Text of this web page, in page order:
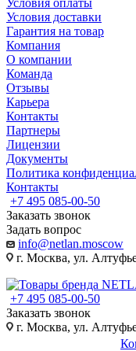
Условия оплаты
Условия доставки
Гарантия на товар
Компания
О компании
Команда
Отзывы
Карьера
Контакты
Партнеры
Лицензии
Документы
Политика
Контакты
+7 495 085-00-50
Заказать звонок
Задать вопрос
info@netlan.moscow
г. Москва, ул.
+7 495 085-00-50
Заказать звонок
г. Москва, ул.